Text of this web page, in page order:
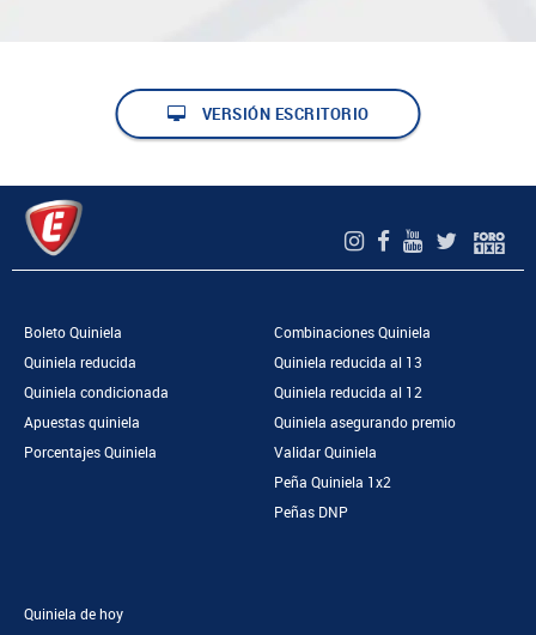
VERSIÓN ESCRITORIO
Boleto Quiniela
Quiniela reducida
Quiniela condicionada
Apuestas quiniela
Porcentajes Quiniela
Combinaciones Quiniela
Quiniela reducida al 13
Quiniela reducida al 12
Quiniela asegurando premio
Validar Quiniela
Peña Quiniela 1x2
Peñas DNP
Quiniela de hoy